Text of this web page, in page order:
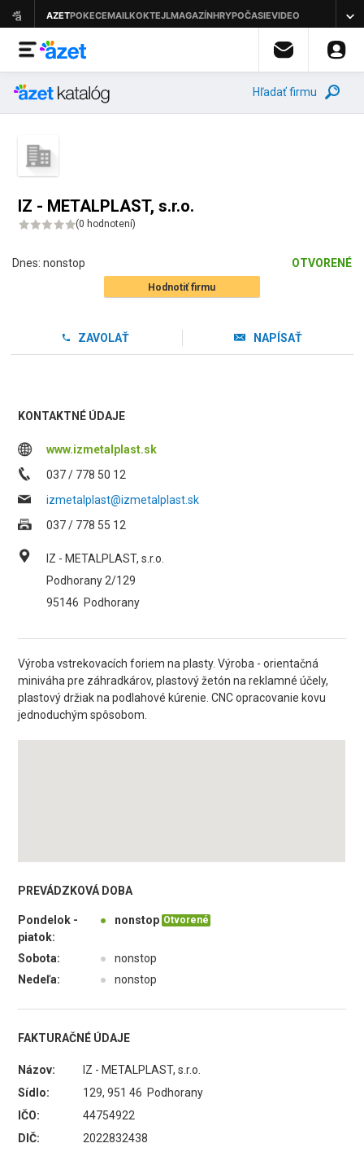
Hľadať firmu
IZ - METALPLAST, s.r.o.
(0 hodnotení)
Dnes: nonstop OTVORENÉ
Hodnotiť firmu
ZAVOLAŤ NAPÍSAŤ
KONTAKTNÉ ÚDAJE
www.izmetalplast.sk
037 / 778 50 12
izmetalplast@izmetalplast.sk
037 / 778 55 12
IZ - METALPLAST, s.r.o.
Podhorany 2/129
95146 Podhorany
Výroba vstrekovacích foriem na plasty. Výroba - orientačná
miniváha pre záhradkárov, plastový žetón na reklamné účely,
plastový držiak na podlahové kúrenie. CNC opracovanie kovu
jednoduchým spôsobom.
PREVÁDZKOVÁ DOBA
Pondelok -
piatok:
● nonstop Otvorené
Sobota: ●
nonstop
Nedeľa:
● nonstop
FAKTURAČNÉ ÚDAJE
Názov:
IZ - METALPLAST, s.r.o.
Sídlo:
129, 951 46 Podhorany
IČO:
44754922
DIČ:
2022832438